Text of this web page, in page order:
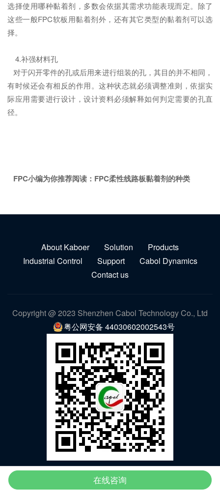
选择使用哪种黏着剂，多数会依据其需求功能表现而定。除了
这些一般FPC软板用黏着剂外，还有其它类型的黏着剂可以选
择。
4.补强材料孔
对于闪开零件的孔或后用来进行组装的孔，其目的并不相同，
有时候还会有相反的作用。这种状态就必须调整准则，依据实
际应用需要进行设计，设计资料必须解释如何判定需要的孔直
径。
FPC小编为你推荐阅读： FPC柔性线路板黏着剂的种类
About Kaboer Solution
Products
Industrial Control
Support
Cabol Dynamics
Contact us
Copyright @ 2023 Shenzhen Cabol Technology Co., Ltd
粤公网安备 44030602002543号
WeChat
在线咨询